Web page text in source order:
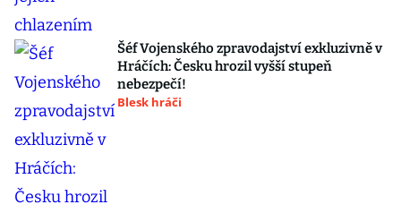
Šéf Vojenského zpravodajství exkluzivně v
Hráčích: Česku hrozil vyšší stupeň
nebezpečí!
Blesk hráči